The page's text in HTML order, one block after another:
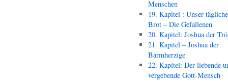
Menschen
19. Kapitel : Unser
Brot – Die Gefallenen
20. Kapitel: Joshua der
21. Kapitel – Joshua der
Barmherzige
22. Kapitel: Der liebende
vergebende Gott-Mensch